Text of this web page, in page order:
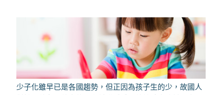
少子化雖早已是各國趨勢，但正因為孩子生的少，故國人